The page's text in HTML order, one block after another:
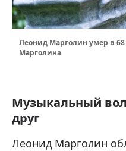
Леонид Марголин умер в
Марголина
Музыкальный
друг
Леонид Марголин